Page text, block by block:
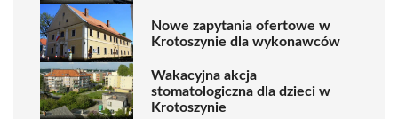
Nowe zapytania ofertowe w
Krotoszynie dla wykonawców
Wakacyjna akcja
stomatologiczna dla dzieci w
Krotoszynie